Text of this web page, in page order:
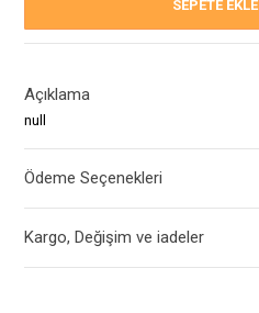
SEPETE EKLE
Açıklama
null
Ödeme Seçenekleri
Kargo, Değişim ve iadeler